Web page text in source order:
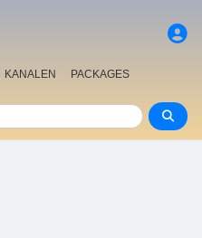
KANALEN
PACKAGES